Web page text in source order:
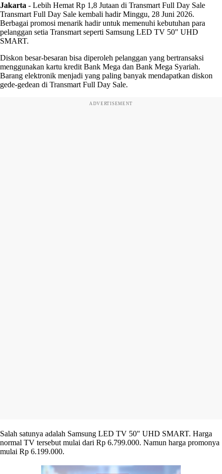
Jakarta - Lebih Hemat Rp 1,8 Jutaan di Transmart Full Day Sale
Transmart Full Day Sale kembali hadir Minggu, 28 Juni 2026.
Berbagai promosi menarik hadir untuk memenuhi kebutuhan para
pelanggan setia Transmart seperti Samsung LED TV 50" UHD
SMART.
Diskon besar-besaran bisa diperoleh pelanggan yang bertransaksi
menggunakan kartu kredit Bank Mega dan Bank Mega Syariah.
Barang elektronik menjadi yang paling banyak mendapatkan diskon
gede-gedean di Transmart Full Day Sale.
ADVERTISEMENT
Salah satunya adalah Samsung LED TV 50" UHD SMART. Harga
normal TV tersebut mulai dari Rp 6.799.000. Namun harga promonya
mulai Rp 6.199.000.